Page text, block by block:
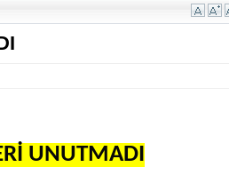
UNUTMADI